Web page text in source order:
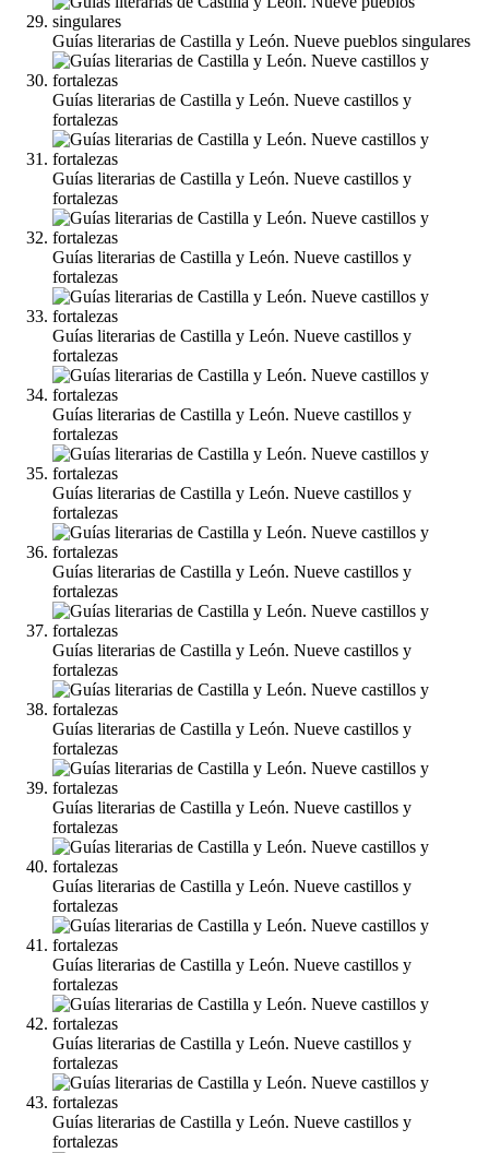
Guías literarias de Castilla y León. Nueve pueblos singulares
Guías literarias de Castilla y León. Nueve castillos y
fortalezas
Guías literarias de Castilla y León. Nueve castillos y
fortalezas
Guías literarias de Castilla y León. Nueve castillos y
fortalezas
Guías literarias de Castilla y León. Nueve castillos y
fortalezas
Guías literarias de Castilla y León. Nueve castillos y
fortalezas
Guías literarias de Castilla y León. Nueve castillos y
fortalezas
Guías literarias de Castilla y León. Nueve castillos y
fortalezas
Guías literarias de Castilla y León. Nueve castillos y
fortalezas
Guías literarias de Castilla y León. Nueve castillos y
fortalezas
Guías literarias de Castilla y León. Nueve castillos y
fortalezas
Guías literarias de Castilla y León. Nueve castillos y
fortalezas
Guías literarias de Castilla y León. Nueve castillos y
fortalezas
Guías literarias de Castilla y León. Nueve castillos y
fortalezas
Guías literarias de Castilla y León. Nueve castillos y
fortalezas